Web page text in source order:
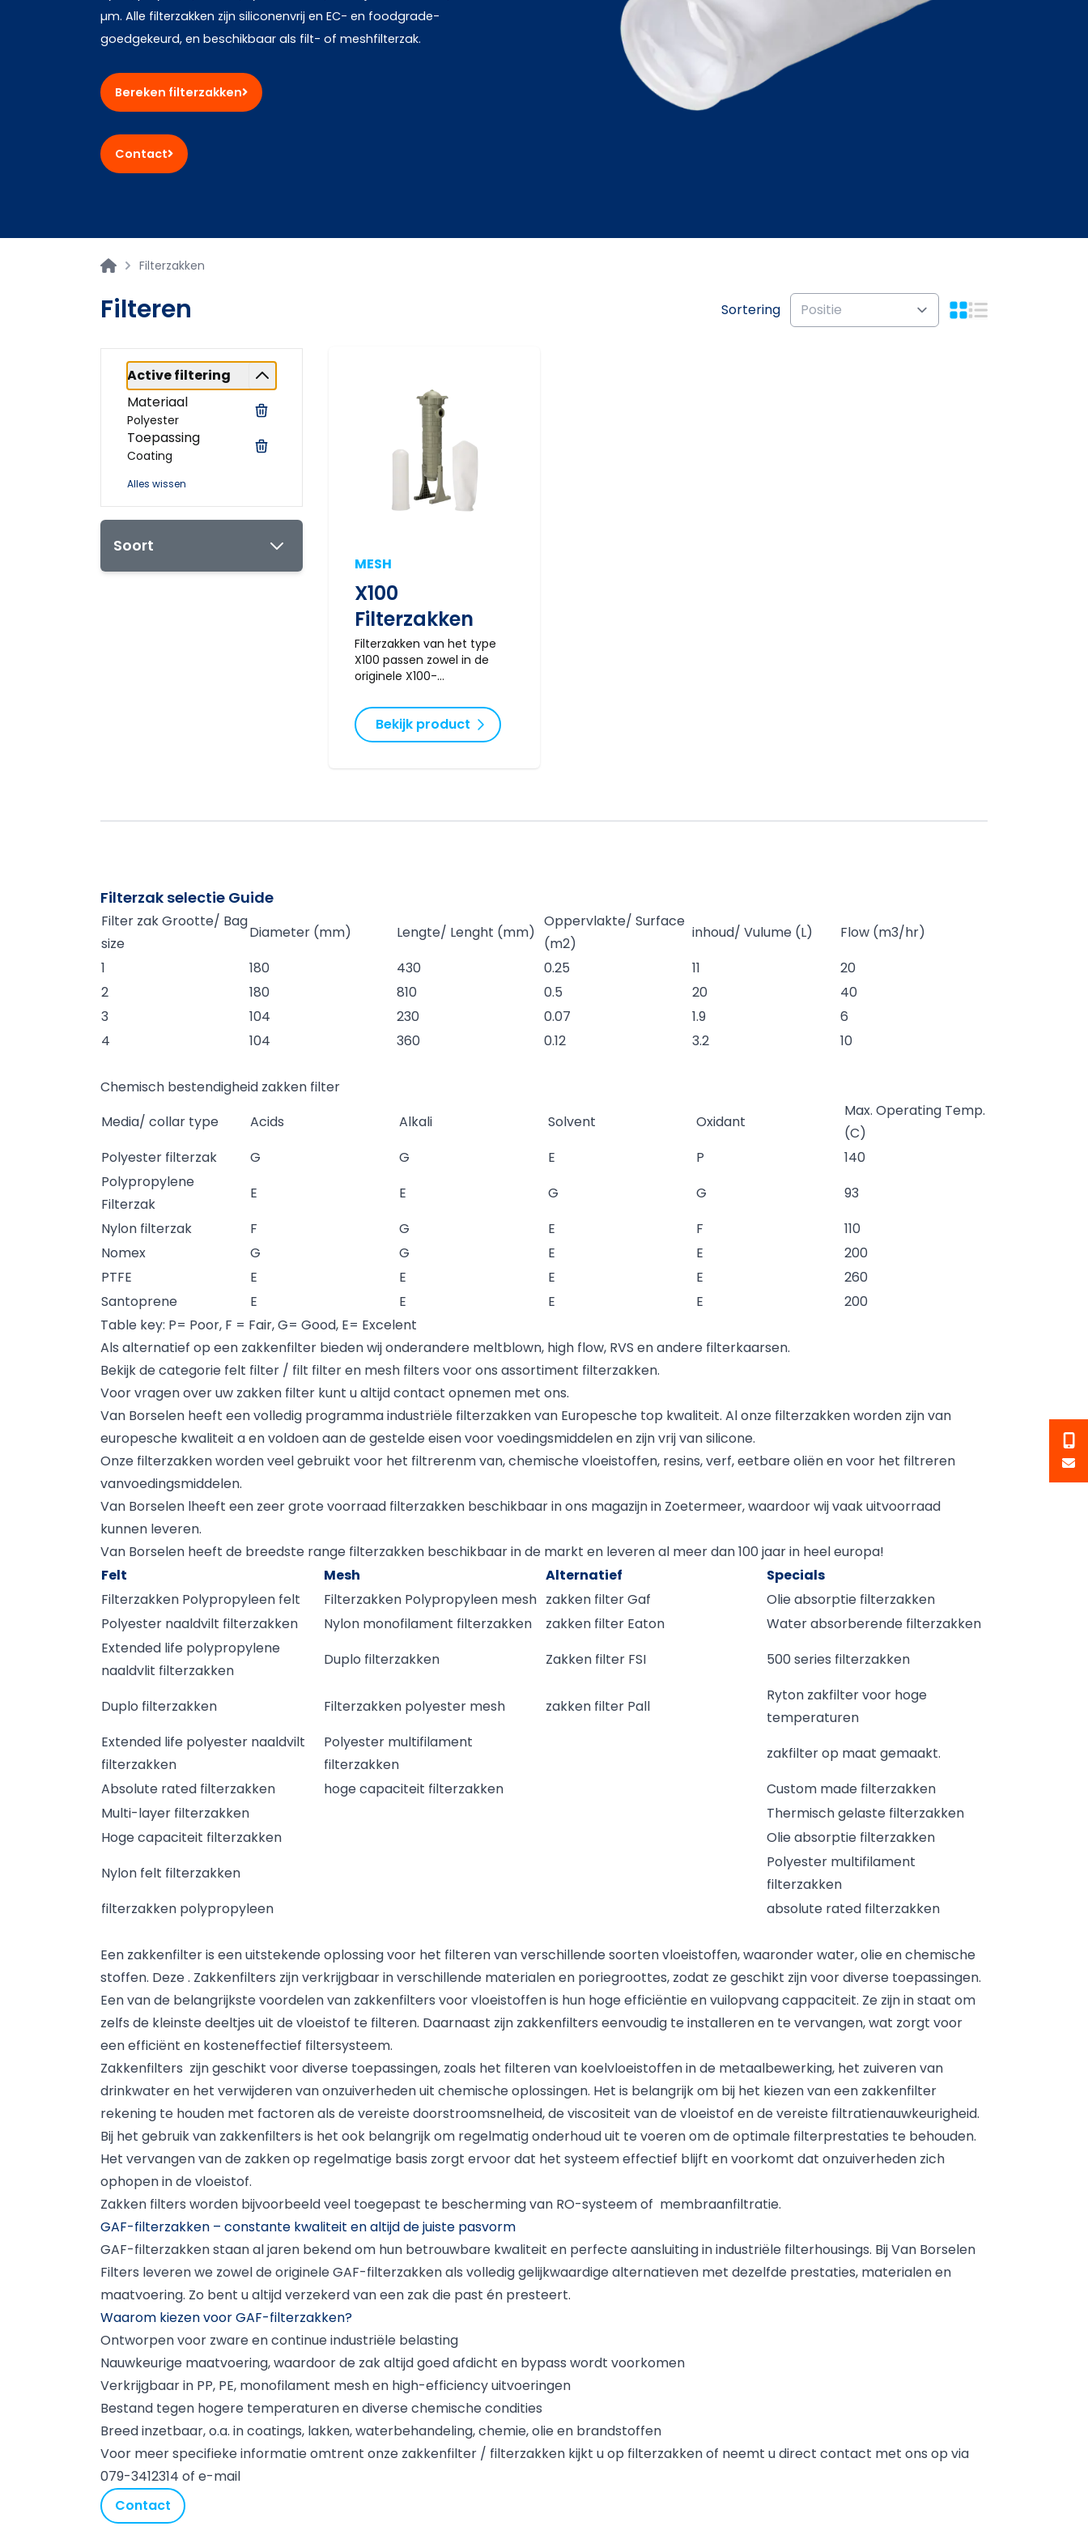
µm. Alle filterzakken zijn siliconenvrij en EC- en foodgrade-
goedgekeurd, en beschikbaar als filt- of meshfilterzak.
Bereken filterzakken
Contact
Filterzakken
Filteren
Active filtering
Materiaal
Polyester
Toepassing
Coating
Alles wissen
Soort
Sortering
MESH
X100
Filterzakken
Filterzakken van het type
X100 passen zowel in de
originele X100-
nieuwe VBX100-
filterbehuizingen.
Beschikbaar in fijnheden
Bekijk product
Filterzak selectie Guide
Filter zak Grootte/ Bag
size
Diameter (mm) Lengte/ Lenght (mm)
Oppervlakte/ Surface
(m2)
inhoud/ Vulume (L)
Flow (m3/hr)
1
180 430 0.25 11
20
2
180 810 0.5 20
40
3
104 230 0.07 1.9
6
4
104 360 0.12 3.2 10
Chemisch bestendigheid zakken filter
Media/ collar type
Acids Alkali Solvent Oxidant
Max. Operating Temp.
(C)
Polyester filterzak
G G E P
140
Polypropylene
Filterzak
E E G G
93
Nylon filterzak
F G E F
110
Nomex
G G E E
200
PTFE
E E E E
260
Santoprene
E E E E
200
Table key: P= Poor, F = Fair, G= Good, E= Excelent
Als alternatief op een zakkenfilter bieden wij onderandere meltblown, high flow, RVS en andere filterkaarsen.
Bekijk de categorie felt filter / filt filteren mesh filters voor ons assortiment filterzakken.
Voor vragen over uw zakken filter kunt u altijd contact opnemen met ons.
Van Borselen heeft een volledig programma industriële filterzakken van Europesche top kwaliteit. Al onze filterzakken worden zijn van
europesche kwaliteit a en voldoen aan de gestelde eisen voor voedingsmiddelen en zijn vrij van silicone.
Onze filterzakken worden veel gebruikt voor het filtrerenm van, chemische vloeistoffen, resins, verf, eetbare oliën en voor het filtreren
vanvoedingsmiddelen.
Van Borselen lheeft een zeer grote voorraad filterzakken beschikbaar in ons magazijn in Zoetermeer, waardoor wij vaak uitvoorraad
kunnen leveren.
Van Borselen heeft de breedste range filterzakken beschikbaar in de markt en leveren al meer dan 100 jaar in heel europa!
Felt
Mesh Alternatief
Specials
Filterzakken Polypropyleen felt
Filterzakken Polypropyleen mesh zakken filter Gaf
Olie absorptie filterzakken
Polyester naaldvilt filterzakken
Nylon monofilament filterzakken zakken filter Eaton
Water absorberende filterzakken
Extended life polypropylene
naaldvlit filterzakken
Duplo filterzakken Zakken filter FSI 500 series filterzakken
Duplo filterzakken Filterzakken polyester mesh zakken filter Pall
Ryton zakfilter voor hoge
temperaturen
Extended life polyester naaldvilt
filterzakken
Polyester multifilament
filterzakken
zakfilter op maat gemaakt.
Absolute rated filterzakken
hoge capaciteit filterzakken
Custom made filterzakken
Multi-layer filterzakken
Thermisch gelaste filterzakken
Hoge capaciteit filterzakken
Olie absorptie filterzakken
Nylon felt filterzakken
Polyester multifilament
filterzakken
filterzakken polypropyleen
absolute rated filterzakken
Een zakkenfilter is een uitstekende oplossing voor het filteren van verschillende soorten vloeistoffen, waaronder water, olie en chemische
stoffen. Deze . Zakkenfilters zijn verkrijgbaar in verschillende materialen en poriegroottes, zodat ze geschikt zijn voor diverse toepassingen.
Een van de belangrijkste voordelen van zakkenfilters voor vloeistoffen is hun hoge efficiëntie en vuilopvang cappaciteit. Ze zijn in staat om
zelfs de kleinste deeltjes uit de vloeistof te filteren. Daarnaast zijn zakkenfilters eenvoudig te installeren en te vervangen, wat zorgt voor
een efficiënt en kosteneffectief filtersysteem.
Zakkenfilters zijn geschikt voor diverse toepassingen, zoals het filteren van koelvloeistoffen in de metaalbewerking, het zuiveren van
drinkwater en het verwijderen van onzuiverheden uit chemische oplossingen. Het is belangrijk om bij het kiezen van een zakkenfilter
rekening te houden met factoren als de vereiste doorstroomsnelheid, de viscositeit van de vloeistof en de vereiste filtratienauwkeurigheid.
Bij het gebruik van zakkenfilters is het ook belangrijk om regelmatig onderhoud uit te voeren om de optimale filterprestaties te behouden.
Het vervangen van de zakken op regelmatige basis zorgt ervoor dat het systeem effectief blijft en voorkomt dat onzuiverheden zich
ophopen in de vloeistof.
Zakken filters worden bijvoorbeeld veel toegepast te bescherming van RO-systeem of membraanfiltratie.
GAF-filterzakken – constante kwaliteit en altijd de juiste pasvorm
GAF-filterzakken staan al jaren bekend om hun betrouwbare kwaliteit en perfecte aansluiting in industriële filterhousings. Bij Van Borselen
Filters leveren we zowel de originele GAF-filterzakken als volledig gelijkwaardige alternatieven met dezelfde prestaties, materialen en
maatvoering. Zo bent u altijd verzekerd van een zak die past én presteert.
Waarom kiezen voor GAF-filterzakken?
Ontworpen voor zware en continue industriële belasting
Nauwkeurige maatvoering, waardoor de zak altijd goed afdicht en bypass wordt voorkomen
Verkrijgbaar in PP, PE, monofilament mesh en high-efficiency uitvoeringen
Bestand tegen hogere temperaturen en diverse chemische condities
Breed inzetbaar, o.a. in coatings, lakken, waterbehandeling, chemie, olie en brandstoffen
Voor meer specifieke informatie omtrent onze zakkenfilter / filterzakken kijkt u op filterzakken of neemt u direct contact met ons op via
079-3412314 of e-mail
Contact